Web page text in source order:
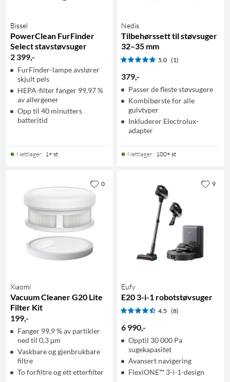
Bissel
PowerClean FurFinder
Select stavstøvsuger
2 399,-
FurFinder-lampe avslører
skjult pels
HEPA-filter fanger 99,97 %
av allergener
Opp til 40 minutters
batteritid
Nettlager: 1+ st
Nedis
Tilbehørssett til støvsuger
32–35 mm
5.0 (1)
379,-
Passer de fleste støvsugere
Kombibørste for alle
gulvtyper
Inkluderer Electrolux-
adapter
Nettlager: 100+ st
Xiaomi
Vacuum Cleaner G20 Lite
Filter Kit
199,-
Fanger 99,9 % av partikler
ned til 0,3 μm
Vaskbare og gjenbrukbare
filtre
To forfiltre og ett etterfilter
0
Eufy
E20 3-i-1 robotstøvsuger
4.5 (8)
6 990,-
Opptil 30 000 Pa
sugekapasitet
Avansert navigering
FlexiONE™ 3-i-1-design
9